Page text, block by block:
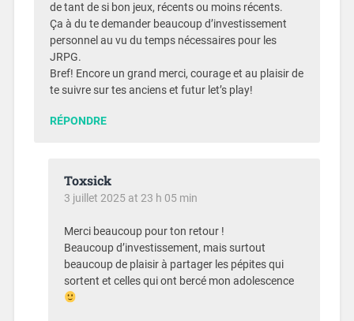
de tant de si bon jeux, récents ou moins récents.
Ça à du te demander beaucoup d’investissement
personnel au vu du temps nécessaires pour les
JRPG.
Bref! Encore un grand merci, courage et au plaisir de
te suivre sur tes anciens et futur let’s play!
RÉPONDRE
Toxsick
3 juillet 2025 at 23 h 05 min
Merci beaucoup pour ton retour !
Beaucoup d’investissement, mais surtout
beaucoup de plaisir à partager les pépites qui
sortent et celles qui ont bercé mon adolescence